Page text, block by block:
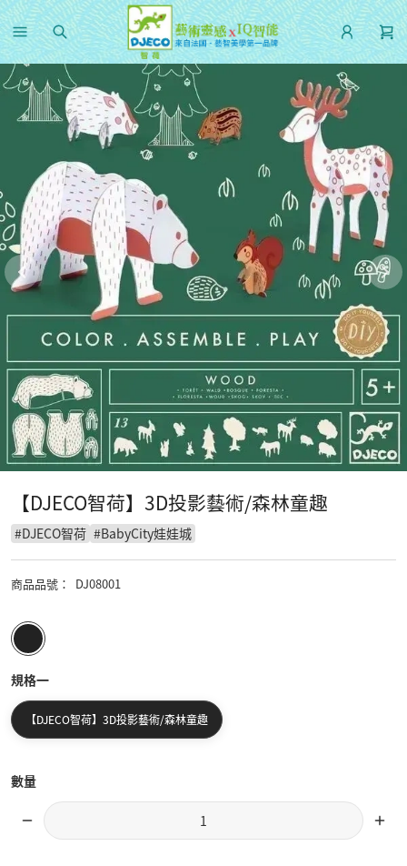
【DJECO智荷】3D投影藝術/森林童趣
#DJECO智荷 #BabyCity娃娃城
商品品號 ： DJ08001
規格一
【DJECO智荷】3D投影藝術/森林童趣
數量